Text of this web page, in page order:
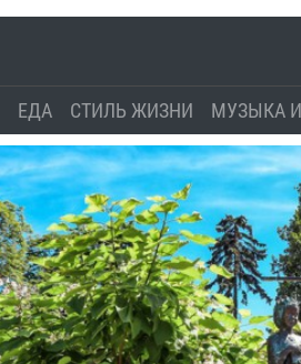
ЕДА СТИЛЬ ЖИЗНИ МУЗЫКА